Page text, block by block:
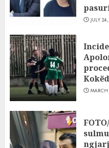
JULY